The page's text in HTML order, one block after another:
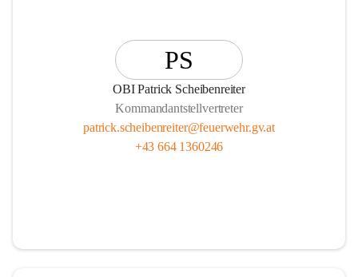
PS
OBI Patrick Scheibenreiter
Kommandantstellvertreter
patrick.scheibenreiter@feuerwehr.gv.at
+43 664 1360246